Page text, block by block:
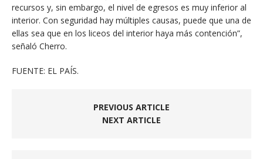
recursos y, sin embargo, el nivel de egresos es muy inferior al
interior. Con seguridad hay múltiples causas, puede que una de
ellas sea que en los liceos del interior haya más contención”,
señaló Cherro.
FUENTE: EL PAÍS.
PREVIOUS ARTICLE
NEXT ARTICLE